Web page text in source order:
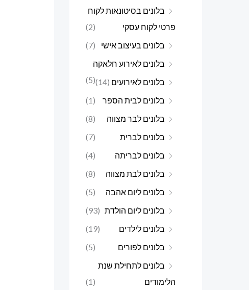
יי
בלונים בסיטונאות לקוח
פרטי לקוח עסקי
(2)
בלונים בעיצוב אישי
(7)
בלונים לאירוע חלאקה
(5)
בלונים לאירועים (14)
בלונים לבית הספר
(1)
בלונים לבר מצווה
(8)
בלונים לברית
(7)
בלונים לבריתה
(4)
בלונים לבת מצווה
(8)
בלונים ליום אהבה
(5)
בלונים ליום הולדת (93)
בלונים לילדים
(19)
בלונים לפורים
(5)
בלונים לתחילת שנת
הלימודים
(1)